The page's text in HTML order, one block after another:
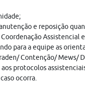
e reposição
Assistencial
para a equipe as
Contenção/ Mews/
protocolos
ocorra.